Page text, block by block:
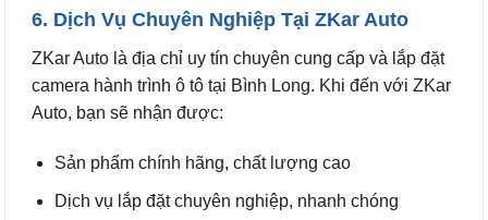
6. Dịch Vụ Chuyên Nghiệp Tại ZKar Auto
ZKar Auto là địa chỉ uy tín chuyên cung cấp và lắp đặt
camera hành trình ô tô tại Bình Long. Khi đến với ZKar
Auto, bạn sẽ nhận được:
Sản phẩm chính hãng, chất lượng cao
Dịch vụ lắp đặt chuyên nghiệp, nhanh chóng